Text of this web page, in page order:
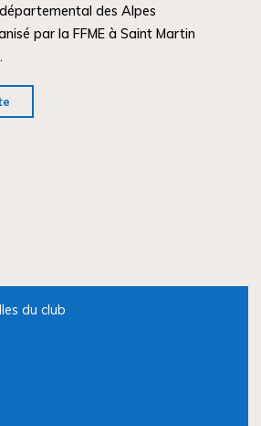
des Alpes
par la FFME à Saint Martin
départemental
du club